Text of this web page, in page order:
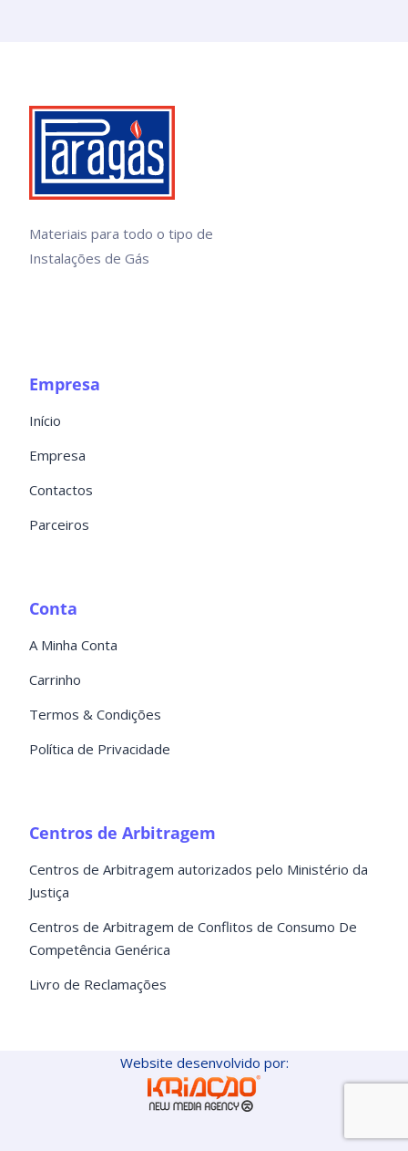
Materiais para todo o tipo de
Instalações de Gás
Empresa
Início
Empresa
Contactos
Parceiros
Conta
A Minha Conta
Carrinho
Termos & Condições
Política de Privacidade
Centros de Arbitragem
Centros de Arbitragem autorizados pelo Ministério da
Justiça
Centros de Arbitragem de Conflitos de Consumo De
Competência Genérica
Livro de Reclamações
Website desenvolvido por: